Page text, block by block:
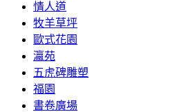
情人道
牧羊草坪
歐式花園
瀛苑
五虎碑雕塑
福園
書卷廣場